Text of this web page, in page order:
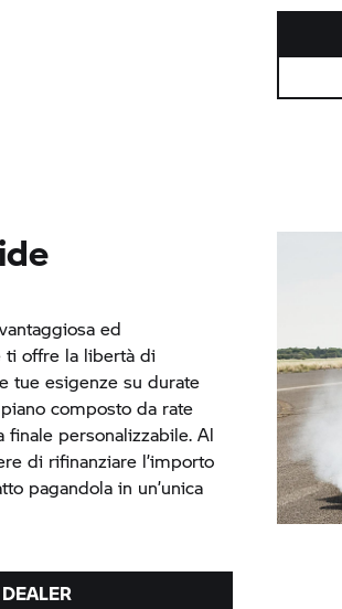
ed
ti offre la libertà di
tue esigenze su durate
composto da rate
finale personalizzabile. Al
di rifinanziare l’importo
pagandola in un’unica